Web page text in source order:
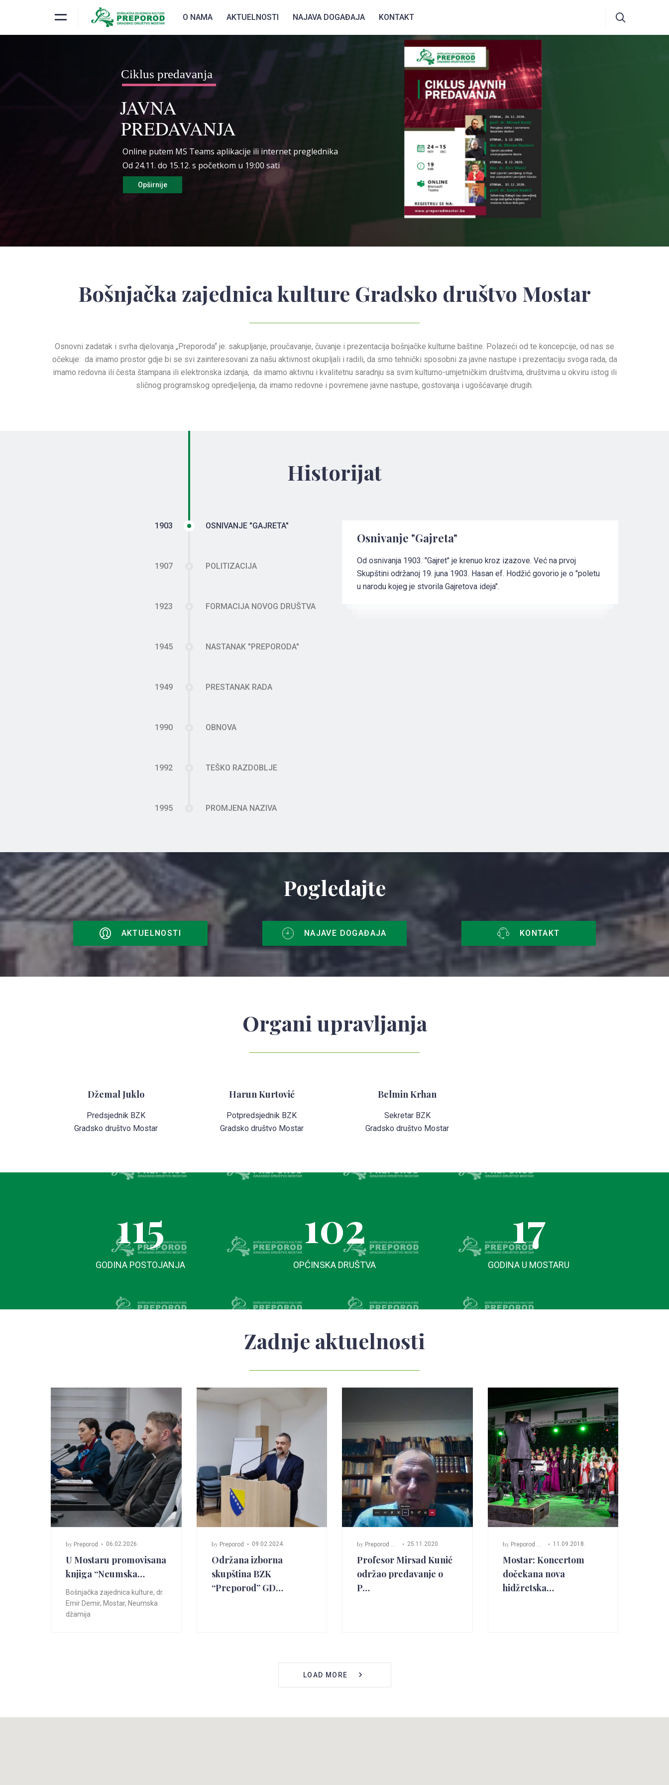
O NAMA AKTUELNOSTI NAJAVA DOGAĐAJA KONTAKT
JAVNA
PREDAVANJA
Ciklus predavanja
Online putem MS Teams aplikacije ili internet preglednika
Od 24.11. do 15.12. s početkom u 19:00 sati
Opširnije
Bošnjačka zajednica kulture Gradsko društvo Mostar
Osnovni zadatak i svrha djelovanja „Preporoda“ je: sakupljanje, proučavanje, čuvanje i prezentacija bošnjačke kulturne baštine. Polazeći od te koncepcije, od nas se
očekuje: da imamo prostor gdje bi se svi zainteresovani za našu aktivnost okupljali i radili, da smo tehnički sposobni za javne nastupe i prezentaciju svoga rada, da
imamo redovna ili česta štampana ili elektronska izdanja, da imamo aktivnu i kvalitetnu saradnju sa svim kulturno-umjetničkim društvima, društvima u okviru istog ili
sličnog programskog opredjeljenja, da imamo redovne i povremene javne nastupe, gostovanja i ugošćavanje drugih.
Historijat
1903 OSNIVANJE "GAJRETA"
1907 POLITIZACIJA
1923 FORMACIJA NOVOG DRUŠTVA
1945 NASTANAK "PREPORODA"
1949 PRESTANAK RADA
1990 OBNOVA
1992 TEŠKO RAZDOBLJE
1995 PROMJENA NAZIVA
Osnivanje "Gajreta"
Od osnivanja 1903. "Gajret" je krenuo kroz izazove. Već na prvoj
Skupštini održanoj 19. juna 1903. Hasan ef. Hodžić govorio je o "poletu
u narodu kojeg je stvorila Gajretova ideja".
Pogledajte
AKTUELNOSTI NAJAVE DOGAĐAJA KONTAKT
Organi upravljanja
Džemal Juklo
Predsjednik BZK
Gradsko društvo Mostar
Harun Kurtović
Potpredsjednik BZK
Gradsko društvo Mostar
Belmin Krhan
Sekretar BZK
Gradsko društvo Mostar
115
GODINA POSTOJANJA
102
OPĆINSKA DRUŠTVA
17
GODINA U MOSTARU
Zadnje aktuelnosti
by Preporod 06.02.2026.
U Mostaru promovisana
knjiga “Neumska…
Bošnjačka zajednica kulture, dr.
Emir Demir, Mostar, Neumska
džamija
by Preporod 09.02.2024.
Održana izborna
skupština BZK
“Preporod” GD…
by Preporod Mostar 25.11.2020.
Profesor Mirsad Kunić
održao predavanje o
P…
by Preporod Mostar 11.09.2018.
Mostar: Koncertom
dočekana nova
hidžretska…
LOAD MORE